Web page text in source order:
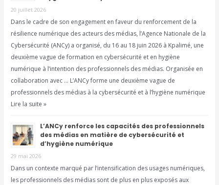
20 juillet 2026
Dans le cadre de son engagement en faveur du renforcement de la
résilience numérique des acteurs des médias, l’Agence Nationale de la
Cybersécurité (ANCy) a organisé, du 16 au 18 juin 2026 à Kpalimé, une
deuxième vague de formation en cybersécurité et en hygiène
numérique à l’intention des professionnels des médias. Organisée en
collaboration avec … L’ANCy forme une deuxième vague de
professionnels des médias à la cybersécurité et à l’hygiène numérique
Lire la suite »
L’ANCy renforce les capacités des professionnels
des médias en matière de cybersécurité et
d’hygiène numérique
29 mai 2026
Dans un contexte marqué par l’intensification des usages numériques,
les professionnels des médias sont de plus en plus exposés aux